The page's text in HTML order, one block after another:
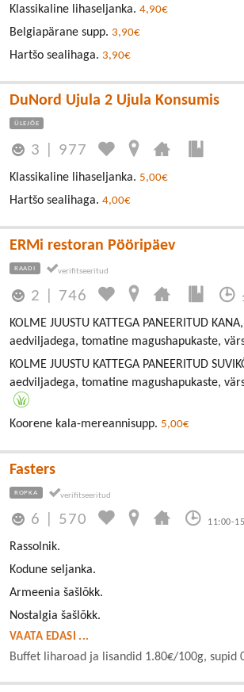
Klassikaline lihaseljanka. 4,90€
Belgiapärane supp. 3,90€
Hartšo sealihaga. 3,90€
DuNord Ujula 2 Ujula Konsumis
ÜLEJÕE
3 977
Klassikaline lihaseljanka. 5,00€
Hartšo sealihaga. 4,00€
ERMi restoran Pööripäev
RAADI
2 746
KOLME JUUSTU KATTEGA PANEERITUD
aedviljadega, tomatine magushapukaste,
KOLME JUUSTU KATTEGA PANEERITUD
aedviljadega, tomatine magushapukaste,
Koorene kala-mereannisupp. 5,00€
Fasters
ROPKA
6 570 11:00-
Rassolnik.
Kodune seljanka.
Armeenia šašlõkk.
Nostalgia šašlõkk.
VAATA EDASI ...
Buffet liharoad ja lisandid 1.80€/100g, supid